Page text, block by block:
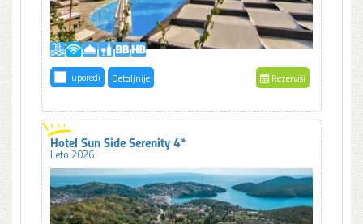
uporedi Detaljnije Rezerviši
Hotel Sun Side Serenity 4*
Leto 2026